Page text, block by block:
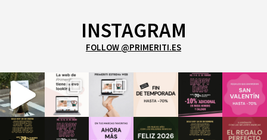
INSTAGRAM
FOLLOW @PRIMERITI.ES